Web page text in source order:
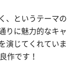
、というテーマの
りに魅力的なキャ
演じてくれていま
作です！